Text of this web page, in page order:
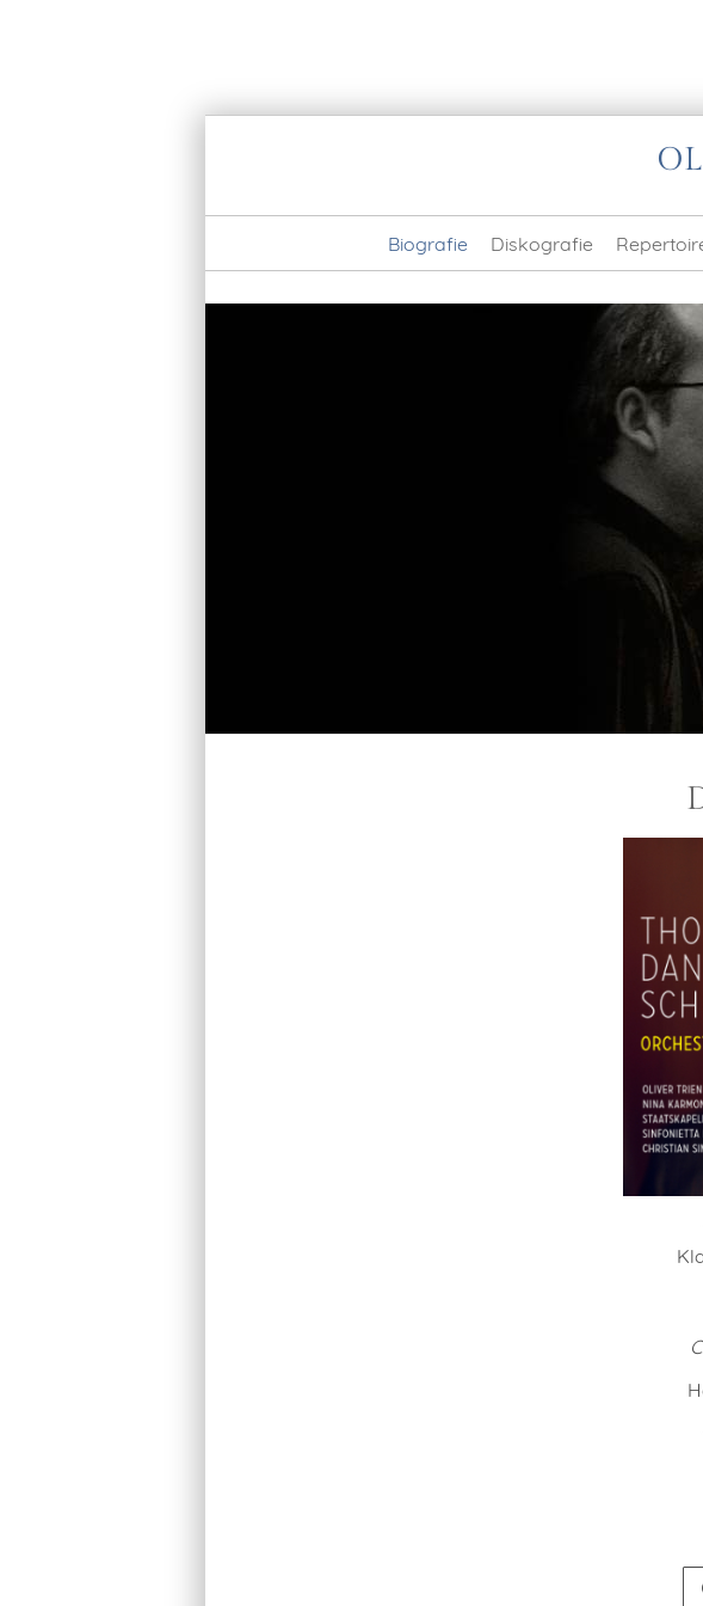
Biografie Diskografie